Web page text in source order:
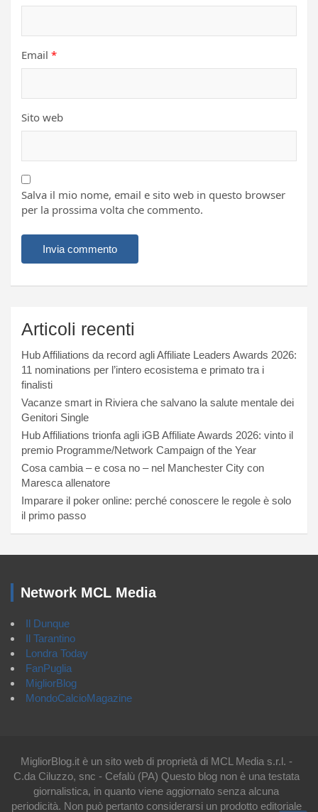
Email *
Sito web
Salva il mio nome, email e sito web in questo browser
per la prossima volta che commento.
Articoli recenti
Hub Affiliations da record agli Affiliate Leaders Awards 2026:
11 nominations per l’intero ecosistema e primato tra i
finalisti
Vacanze smart in Riviera che salvano la salute mentale dei
Genitori Single
Hub Affiliations trionfa agli iGB Affiliate Awards 2026: vinto il
premio Programme/Network Campaign of the Year
Cosa cambia – e cosa no – nel Manchester City con
Maresca allenatore
Imparare il poker online: perché conoscere le regole è solo
il primo passo
Network MCL Media
Il Dunque
Il Tarantino
Londra Today
FanPuglia
MigliorBlog
MondoCalcioMagazine
MigliorBlog.it è un sito web di proprietà di MCL Media s.r.l. -
C.da Ciluzzo, snc - Cefalù (PA) Questo blog non è una testata
giornalistica, in quanto viene aggiornato senza alcuna
periodicità. Non può pertanto considerarsi un prodotto editoriale